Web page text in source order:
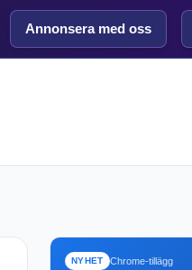
Annonsera med oss
NYHET Chrome-tillägg